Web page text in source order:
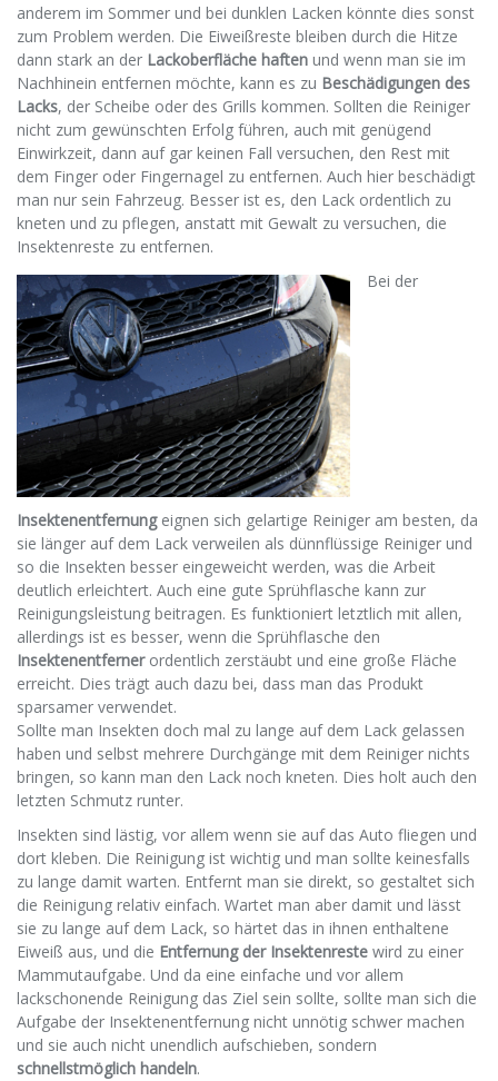
anderem im Sommer und bei dunklen Lacken könnte dies sonst
zum Problem werden. Die Eiweißreste bleiben durch die Hitze
dann stark an der Lackoberfläche haften und wenn man sie im
Nachhinein entfernen möchte, kann es zu Beschädigungen des
Lacks, der Scheibe oder des Grills kommen. Sollten die Reiniger
nicht zum gewünschten Erfolg führen, auch mit genügend
Einwirkzeit, dann auf gar keinen Fall versuchen, den Rest mit
dem Finger oder Fingernagel zu entfernen. Auch hier beschädigt
man nur sein Fahrzeug. Besser ist es, den Lack ordentlich zu
kneten und zu pflegen, anstatt mit Gewalt zu versuchen, die
Insektenreste zu entfernen.
Bei der
Insektenentfernungeignen sich gelartige Reiniger am besten, da
sie länger auf dem Lack verweilen als dünnflüssige Reiniger und
so die Insekten besser eingeweicht werden, was die Arbeit
deutlich erleichtert. Auch eine gute Sprühflasche kann zur
Reinigungsleistung beitragen. Es funktioniert letztlich mit allen,
allerdings ist es besser, wenn die Sprühflasche den
Insektenentfernerordentlich zerstäubt und eine große Fläche
erreicht. Dies trägt auch dazu bei, dass man das Produkt
sparsamer verwendet.
Sollte man Insekten doch mal zu lange auf dem Lack gelassen
haben und selbst mehrere Durchgänge mit dem Reiniger nichts
bringen, so kann man den Lack noch kneten. Dies holt auch den
letzten Schmutz runter.
Insekten sind lästig, vor allem wenn sie auf das Auto fliegen und
dort kleben. Die Reinigung ist wichtig und man sollte keinesfalls
zu lange damit warten. Entfernt man sie direkt, so gestaltet sich
die Reinigung relativ einfach. Wartet man aber damit und lässt
sie zu lange auf dem Lack, so härtet das in ihnen enthaltene
Eiweiß aus, und die Entfernung der Insektenreste wird zu einer
Mammutaufgabe. Und da eine einfache und vor allem
lackschonende Reinigung das Ziel sein sollte, sollte man sich die
Aufgabe der Insektenentfernung nicht unnötig schwer machen
und sie auch nicht unendlich aufschieben, sondern
schnellstmöglich handeln.